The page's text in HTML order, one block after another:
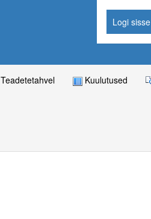
Logi sisse
Teadetetahvel Kuulutused